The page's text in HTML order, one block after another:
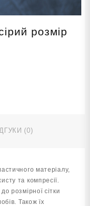
розмір
(0)
матеріалу,
та компресії.
розмірної сітки
Також їх